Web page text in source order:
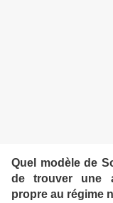
Quel modèle de
de trouver une
propre au régime